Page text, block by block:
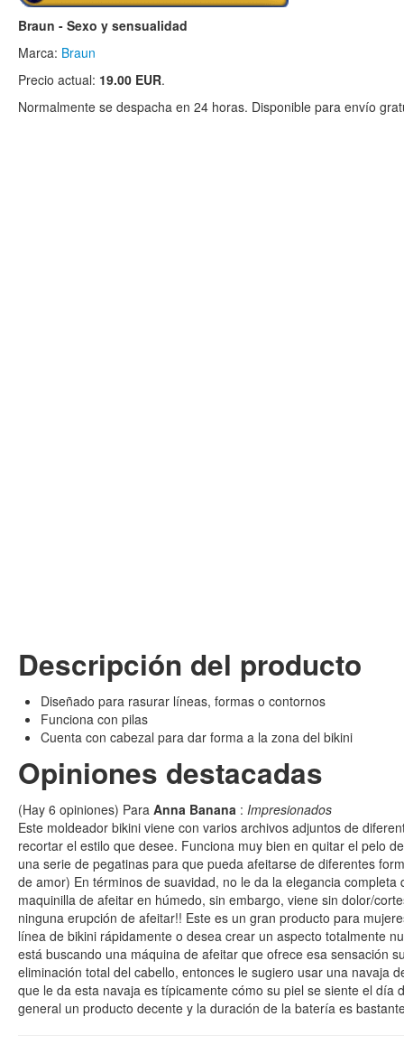
Braun - Sexo y sensualidad
Marca: Braun
Precio actual: 19.00 EUR.
Normalmente se despacha en 24 horas. Disponible para envío
Descripción del producto
Diseñado para rasurar líneas, formas o contornos
Funciona con pilas
Cuenta con cabezal para dar forma a la zona del bikini
Opiniones destacadas
(Hay 6 opiniones) Para Anna Banana : Impresionados
Este moldeador bikini viene con varios archivos adjuntos de
recortar el estilo que desee. Funciona muy bien en quitar el pelo
una serie de pegatinas para que pueda afeitarse de diferentes
de amor) En términos de suavidad, no le da la elegancia completa
maquinilla de afeitar en húmedo, sin embargo, viene sin dolor/
ninguna erupción de afeitar!! Este es un gran producto para
línea de bikini rápidamente o desea crear un aspecto totalmente
está buscando una máquina de afeitar que ofrece esa sensación
eliminación total del cabello, entonces le sugiero usar una navaja
que le da esta navaja es típicamente cómo su piel se siente el día
general un producto decente y la duración de la batería es